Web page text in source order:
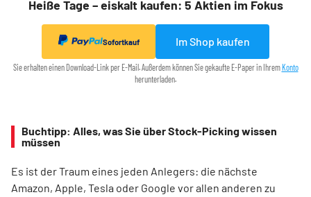
Heiße Tage – eiskalt kaufen: 5 Aktien im Fokus
Sofortkauf Im Shop kaufen
Sie erhalten einen Download-Link per E-Mail. Außerdem können Sie gekaufte E-Paper in Ihrem Konto
herunterladen.
Buchtipp: Alles, was Sie über Stock-Picking wissen
müssen
Es ist der Traum eines jeden Anlegers: die nächste
Amazon, Apple, Tesla oder Google vor allen anderen zu